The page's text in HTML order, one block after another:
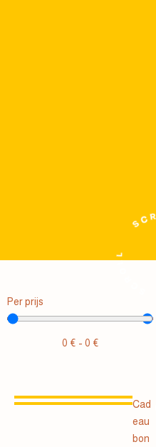
Per prijs
0 € - 0 €
Cad
eau
bon